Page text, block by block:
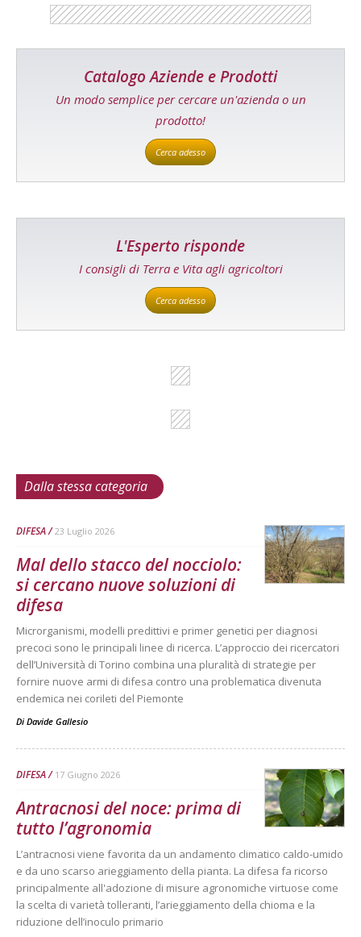
Catalogo Aziende e Prodotti
Un modo semplice per cercare un'azienda o un
prodotto!
Cerca adesso
L'Esperto risponde
I consigli di Terra e Vita agli agricoltori
Cerca adesso
Dalla stessa categoria
DIFESA 23 Luglio 2026
Mal dello stacco del nocciolo:
si cercano nuove soluzioni di
difesa
Microrganismi, modelli predittivi e primer genetici per diagnosi
precoci sono le principali linee di ricerca. L’approccio dei ricercatori
dell’Università di Torino combina una pluralità di strategie per
fornire nuove armi di difesa contro una problematica divenuta
endemica nei corileti del Piemonte
Di Davide Gallesio
DIFESA 17 Giugno 2026
Antracnosi del noce: prima di
tutto l’agronomia
L’antracnosi viene favorita da un andamento climatico caldo-umido
e da uno scarso arieggiamento della pianta. La difesa fa ricorso
principalmente all'adozione di misure agronomiche virtuose come
la scelta di varietà tolleranti, l’arieggiamento della chioma e la
riduzione dell’inoculo primario